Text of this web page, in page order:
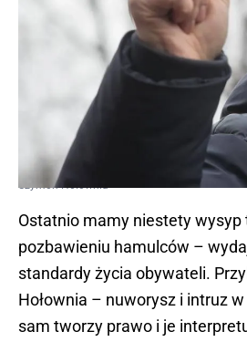
Szymon Hołownia
Ostatnio mamy niestety wysyp
pozbawieniu hamulców –
standardy życia obywateli.
Hołownia – nuworysz i intruz
sam tworzy prawo i je